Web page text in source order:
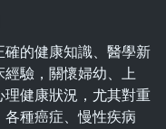
的健康知識、醫學新
驗，關懷婦幼、上
健康狀況，尤其對重
種癌症、慢性疾病